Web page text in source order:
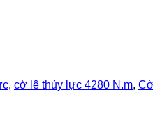
, cờ lê thủy lực 4280 N.m,